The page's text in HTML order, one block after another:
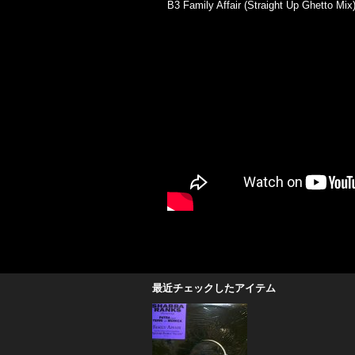
B3 Family Affair (Straight Up Ghetto
最近チェックしたアイテム